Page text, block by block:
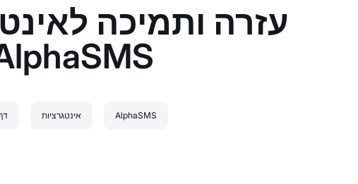
עזרה ותמיכה
אינטגרציות AlphaSMS